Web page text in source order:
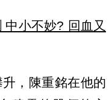
小不妙? 回血又
，陳重銘在他的